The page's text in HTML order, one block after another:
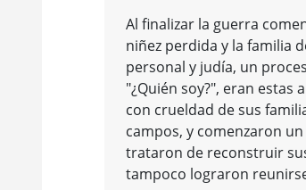
Al finalizar la guerra
niñez perdida y la familia
personal y judía, un
"¿Quién soy?", eran
con crueldad de sus
campos, y comenzaron
trataron de reconstruir
tampoco lograron